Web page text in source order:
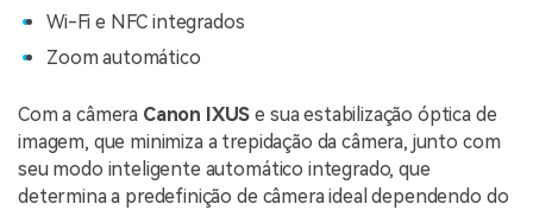
Wi-Fi e NFC integrados
Zoom automático
Com a câmera Canon IXUS e sua estabilização óptica de
imagem, que minimiza a trepidação da câmera, junto com
seu modo inteligente automático integrado, que
determina a predefinição de câmera ideal dependendo do